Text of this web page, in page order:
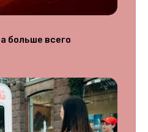
больше всего